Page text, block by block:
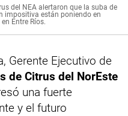
del NEA alertaron que la suba de
impositiva están poniendo en
Entre Ríos.
Gerente Ejecutivo de
de Citrus del NorEste
una fuerte
y el futuro